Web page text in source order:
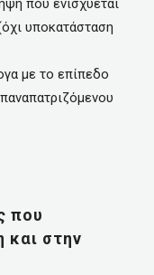
που ενισχύεται
υποκατάσταση
με το επίπεδο
που
και στην